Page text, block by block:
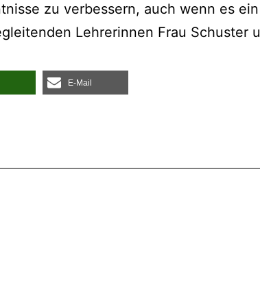
zu ver­bes­sern, auch wenn es
Leh­re­rin­nen Frau Schus­ter
E‑Mail